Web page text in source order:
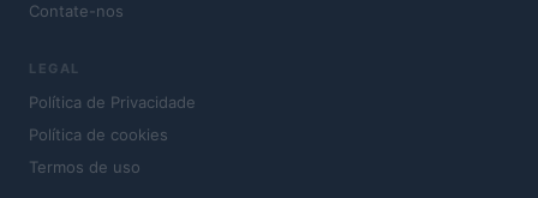
Contate-nos
LEGAL
Política de Privacidade
Política de cookies
Termos de uso